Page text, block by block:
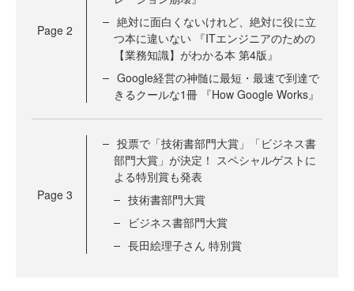
Page 2
絶対に面白くないけれど、絶対に役に立
つ本に違いない 『ITエンジニアのための
【業務知識】がわかる本 第4版』
Google経営の神髄に最短・最速で到達で
きるクールな1冊 『How Google Works』
Page 3
投票で「技術書部門大賞」「ビジネス書
部門大賞」が決定！ スペシャルゲストに
よる特別賞も発表
技術書部門大賞
ビジネス書部門大賞
長田絵理子さん 特別賞